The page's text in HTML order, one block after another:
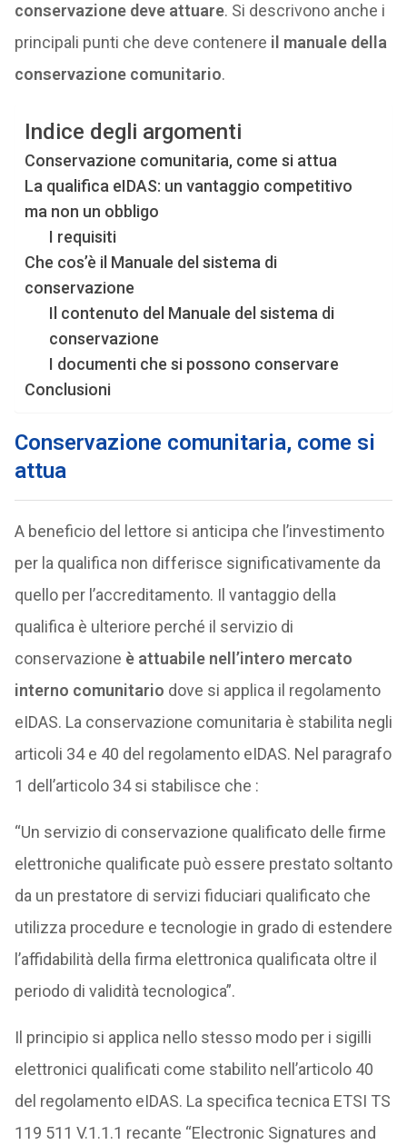
conservazione deve attuare. Si descrivono anche i
principali punti che deve contenere il manuale della
conservazione comunitario.
Indice degli argomenti
Conservazione comunitaria, come si attua
La qualifica eIDAS: un vantaggio competitivo
ma non un obbligo
I requisiti
Che cos’è il Manuale del sistema di
conservazione
Il contenuto del Manuale del sistema di
conservazione
I documenti che si possono conservare
Conclusioni
Conservazione comunitaria, come si
attua
A beneficio del lettore si anticipa che l’investimento
per la qualifica non differisce significativamente da
quello per l’accreditamento. Il vantaggio della
qualifica è ulteriore perché il servizio di
conservazione è attuabile nell’intero mercato
interno comunitario dove si applica il regolamento
eIDAS. La conservazione comunitaria è stabilita negli
articoli 34 e 40 del regolamento eIDAS. Nel paragrafo
1 dell’articolo 34 si stabilisce che :
“Un servizio di conservazione qualificato delle firme
elettroniche qualificate può essere prestato soltanto
da un prestatore di servizi fiduciari qualificato che
utilizza procedure e tecnologie in grado di estendere
l’affidabilità della firma elettronica qualificata oltre il
periodo di validità tecnologica”.
Il principio si applica nello stesso modo per i sigilli
elettronici qualificati come stabilito nell’articolo 40
del regolamento eIDAS. La specifica tecnica ETSI TS
119 511 V.1.1.1 recante “Electronic Signatures and